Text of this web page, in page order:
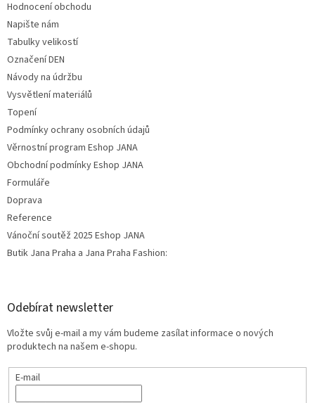
Hodnocení obchodu
Napište nám
Tabulky velikostí
Označení DEN
Návody na údržbu
Vysvětlení materiálů
Topení
Podmínky ochrany osobních údajů
Věrnostní program Eshop JANA
Obchodní podmínky Eshop JANA
Formuláře
Doprava
Reference
Vánoční soutěž 2025 Eshop JANA
Butik Jana Praha a Jana Praha Fashion:
Odebírat newsletter
Vložte svůj e-mail a my vám budeme zasílat informace o nových
produktech na našem e-shopu.
E-mail